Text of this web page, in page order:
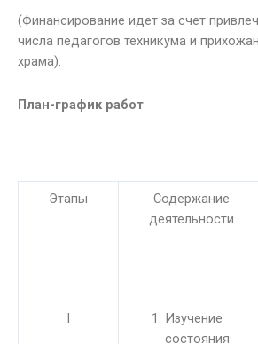
(Финансирование идет за счет
числа педагогов техникума и
храма).
План-график работ
Этапы
Содержание
деятельности
I
Изучение
состояния